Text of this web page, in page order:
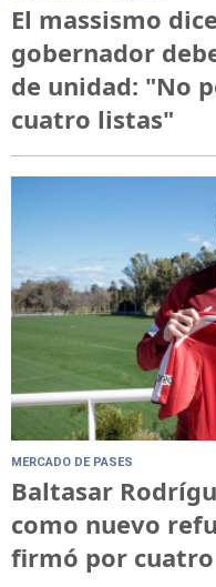
El massismo
gobernador
de unidad: "No
cuatro listas"
MERCADO DE PASES
Baltasar
como nuevo
firmó por cuatro